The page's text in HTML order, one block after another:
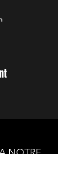
NOTRE